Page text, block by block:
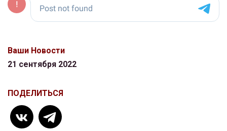
Ваши Новости
21 сентября 2022
ПОДЕЛИТЬСЯ